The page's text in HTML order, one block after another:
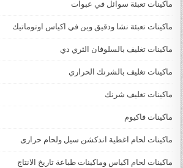
ماكينات تعبئة سوائل في عبوات
ماكينات تعبئة نشا ودقيق وبن في اكياس اوتوماتيك
ماكينات تغليف بالسلوفان الثري دي
ماكينات تغليف بالشرنك الحراري
ماكينات تغليف شرنك
ماكينات فاكيوم
ماكينات لحام اغطية اندكشن سيل ولحام حرارى
ماكينات لحام اكياس وماكينات طباعة تاريخ الانتاج